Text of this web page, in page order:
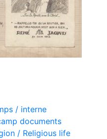
/ interne
documents
/ Religious life